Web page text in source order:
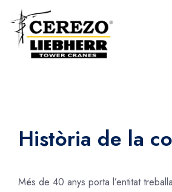
Història de la
Més de 40 anys porta l’entitat